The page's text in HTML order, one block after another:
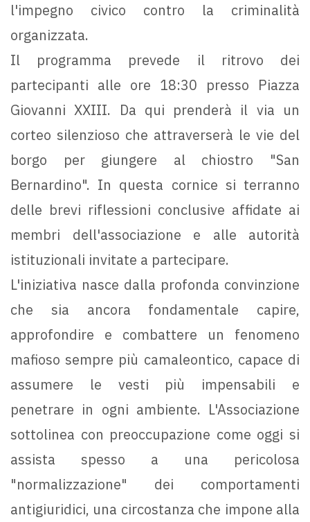
l'impegno civico contro la criminalità
organizzata.
Il programma prevede il ritrovo dei
partecipanti alle ore 18:30 presso Piazza
Giovanni XXIII. Da qui prenderà il via un
corteo silenzioso che attraverserà le vie del
borgo per giungere al chiostro "San
Bernardino". In questa cornice si terranno
delle brevi riflessioni conclusive affidate ai
membri dell'associazione e alle autorità
istituzionali invitate a partecipare.
L'iniziativa nasce dalla profonda convinzione
che sia ancora fondamentale capire,
approfondire e combattere un fenomeno
mafioso sempre più camaleontico, capace di
assumere le vesti più impensabili e
penetrare in ogni ambiente. L'Associazione
sottolinea con preoccupazione come oggi si
assista spesso a una pericolosa
"normalizzazione" dei comportamenti
antigiuridici, una circostanza che impone alla